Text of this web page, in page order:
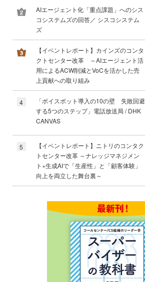
AIエージェント化「重点課題」へのシス
コシステムズの回答／ シスコシステム
ズ
【イベントレポート】カインズのコンタ
クトセンター改革 ～AIエージェント活
用によるACW削減とVoCを活かした売
上貢献への取り組み
4
「ボイスボット導入の10の壁 失敗回避
する5つのステップ」電話放送局 / DHK
CANVAS
5
【イベントレポート】ニトリのコンタク
トセンター改革 ～ナレッジマネジメン
ト×生成AIで「生産性」と「顧客体験」
向上を両立した舞台裏～